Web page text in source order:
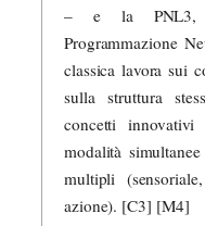
– e la PNL3,
Programmazione
classica lavora sui
sulla struttura
concetti
modalità
multipli
azione). [C3] [M4]